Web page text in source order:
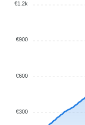
€1.2k
€900
€600
€300